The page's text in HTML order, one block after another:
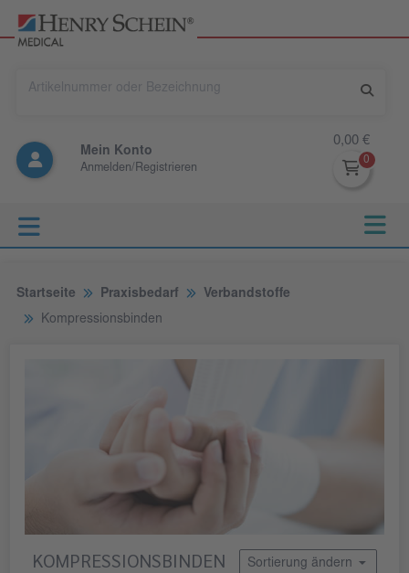
Mein Konto
Anmelden/Registrieren
0,00 €
Startseite Praxisbedarf
Verbandstoffe
Kompressionsbinden
KOMPRESSIONSBINDEN Sortierung ändern